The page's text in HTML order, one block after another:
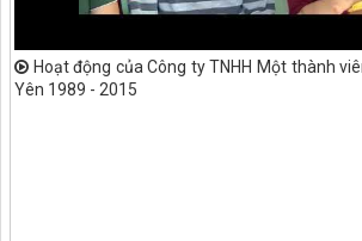
Hoạt động của Công ty TNHH Một thành
Yên 1989 - 2015